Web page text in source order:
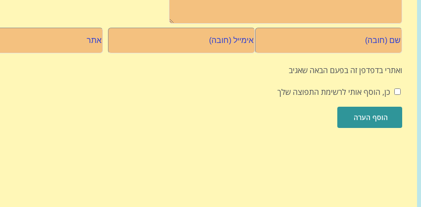
ואתרי בדפדפן זה בפעם הבאה שאגיב
כן, הוסף אותי לרשימת התפוצה שלך